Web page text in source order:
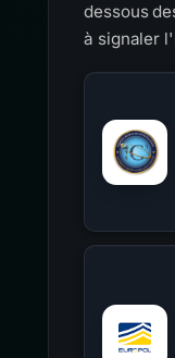
dessous
à signaler